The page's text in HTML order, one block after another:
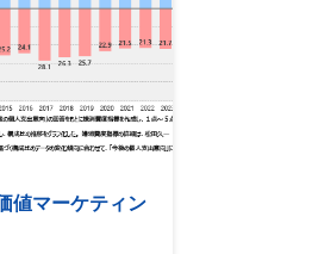
値マーケティン